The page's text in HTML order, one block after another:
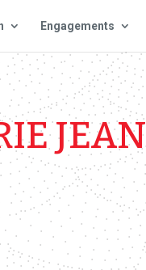
Engagements
JEAN